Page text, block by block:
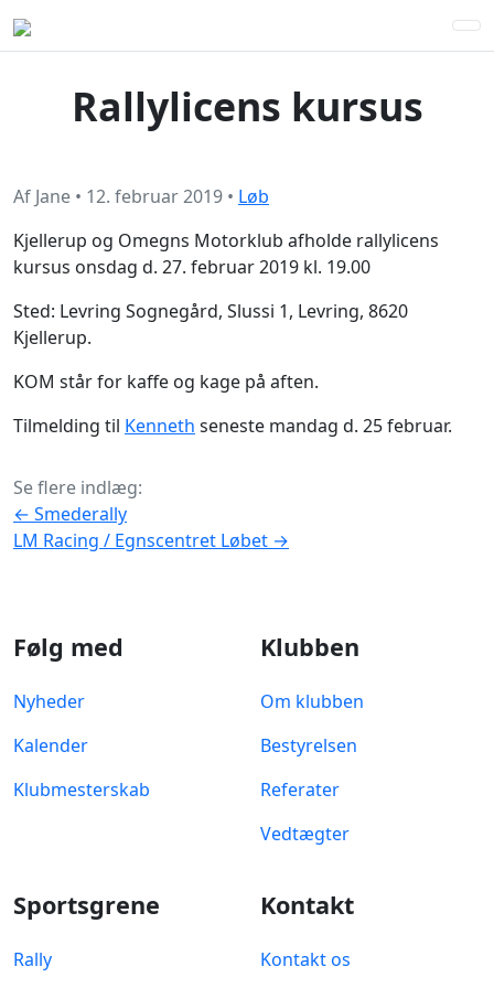
Rallylicens kursus
Af Jane • 12. februar 2019 • Løb
Kjellerup og Omegns Motorklub afholde rallylicens
kursus onsdag d. 27. februar 2019 kl. 19.00
Sted: Levring Sognegård, Slussi 1, Levring, 8620
Kjellerup.
KOM står for kaffe og kage på aften.
Tilmelding til Kenneth seneste mandag d. 25 februar.
Se flere indlæg:
← Smederally
LM Racing / Egnscentret Løbet →
Følg med
Nyheder
Kalender
Klubmesterskab
Klubben
Om klubben
Bestyrelsen
Referater
Vedtægter
Sportsgrene
Rally
Kontakt
Kontakt os